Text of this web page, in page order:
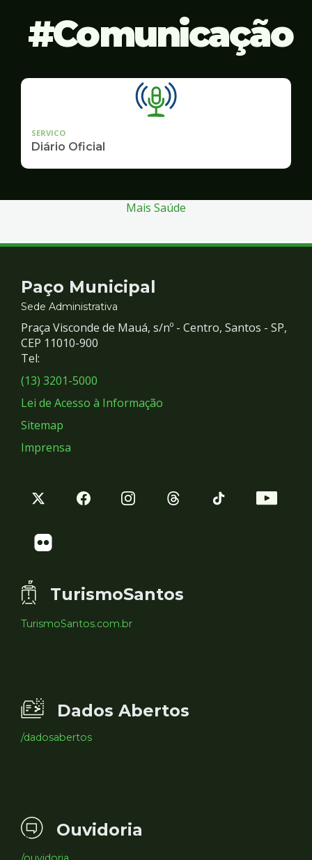
Comunicação
SERVICO
Diário Oficial
Mais Saúde
Contato
e
Redes
Sociais
Paço Municipal
Sede Administrativa
Praça Visconde de Mauá, s/nº - Centro, Santos - SP,
CEP 11010-900
Tel:
(13) 3201-5000
Lei de Acesso à Informação
Sitemap
Imprensa
TurismoSantos
TurismoSantos.com.br
Dados Abertos
/dadosabertos
Ouvidoria